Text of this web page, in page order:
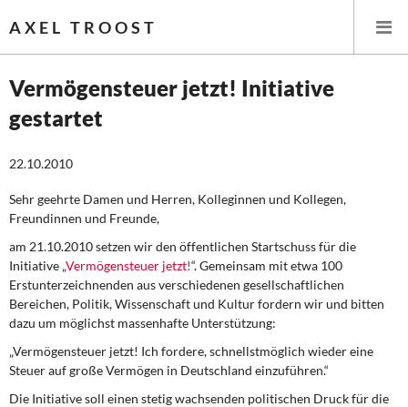
AXEL TROOST
Startseite
Themen
Leitlinien linker Wirtschafts- und Finanzpolitik
Wirtschaftspolitik
Steuer- und Finanzpolitik
Öffentliche Infrastruktur und Daseinsvorsorge
Eurokrise und Griechenland
Vermögensteuer jetzt! Initiative
gestartet
22.10.2010
Sehr geehrte Damen und Herren, Kolleginnen und Kollegen,
Freundinnen und Freunde,
am 21.10.2010 setzen wir den öffentlichen Startschuss für die
Initiative „Vermögensteuer jetzt!“. Gemeinsam mit etwa 100
Erstunterzeichnenden aus verschiedenen gesellschaftlichen
Bereichen, Politik, Wissenschaft und Kultur fordern wir und bitten
dazu um möglichst massenhafte Unterstützung:
„Vermögensteuer jetzt! Ich fordere, schnellstmöglich wieder eine
Steuer auf große Vermögen in Deutschland einzuführen.“
Die Initiative soll einen stetig wachsenden politischen Druck für die